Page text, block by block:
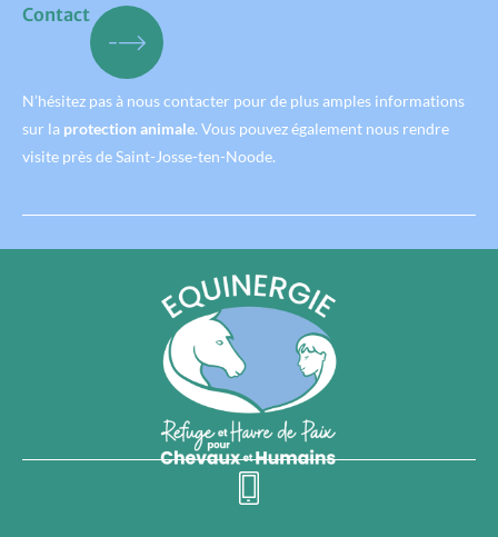
Contact
N’hésitez pas à nous contacter pour de plus amples informations
sur la protection animale. Vous pouvez également nous rendre
visite près de Saint-Josse-ten-Noode.